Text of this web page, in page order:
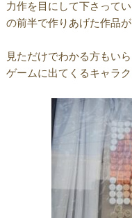
力作を目にして下さって
の前半で作りあげた作品が
見ただけでわかる方もい
ゲームに出てくるキャラ